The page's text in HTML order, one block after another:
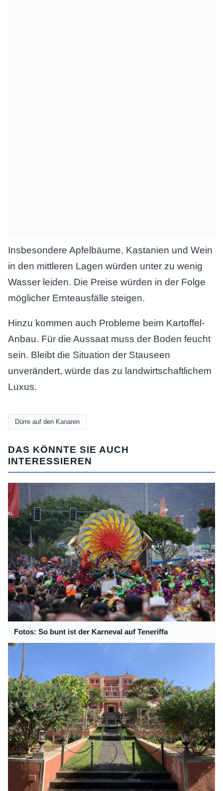
Insbesondere Apfelbäume, Kastanien und Wein
in den mittleren Lagen würden unter zu wenig
Wasser leiden. Die Preise würden in der Folge
möglicher Ernteausfälle steigen.
Hinzu kommen auch Probleme beim Kartoffel-
Anbau. Für die Aussaat muss der Boden feucht
sein. Bleibt die Situation der Stauseen
unverändert, würde das zu landwirtschaftlichem
Luxus.
Dürre auf den Kanaren
DAS KÖNNTE SIE AUCH
INTERESSIEREN
Fotos: So bunt ist der Karneval auf Teneriffa